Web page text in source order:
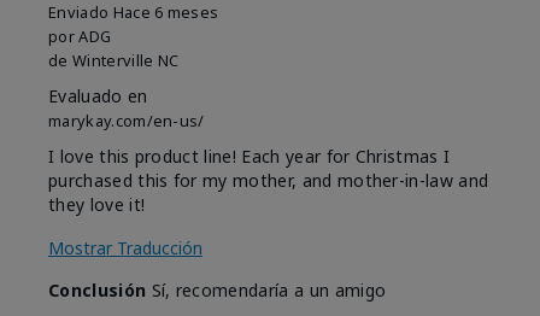
Enviado Hace 6 meses
porADG
de Winterville NC
Evaluado en
marykay.com/en-us/
I love this product line! Each year for Christmas I
purchased this for my mother, and mother-in-law and
they love it!
Mostrar Traducción
Conclusión Sí, recomendaría a un amigo